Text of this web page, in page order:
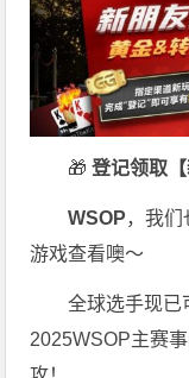
🎁 登记领取【
WSOP，我
游戏查看噢～
全球选手现已
2025WSOP主赛